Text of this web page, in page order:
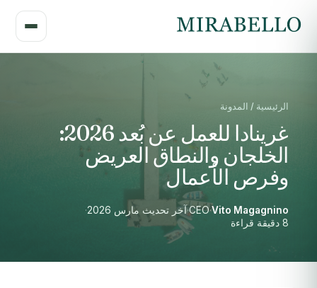
الرئيسية / المدونة
غرينادا للعمل عن بُعد 2026:
الخلجان والنطاق العريض
وفرص الأعمال
Vito Magagnino
·
CEO
·آخر تحديث مارس 2026
·
8 دقيقة قراءة